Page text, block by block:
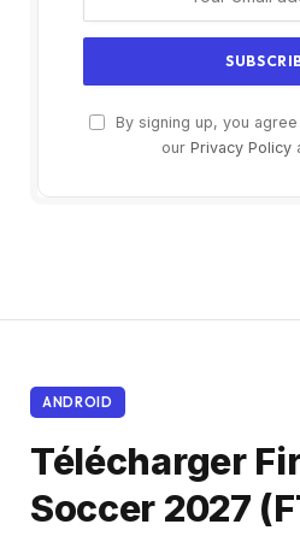
By signing up, you
our Privacy Policy
ANDROID
Télécharger
Soccer 2027